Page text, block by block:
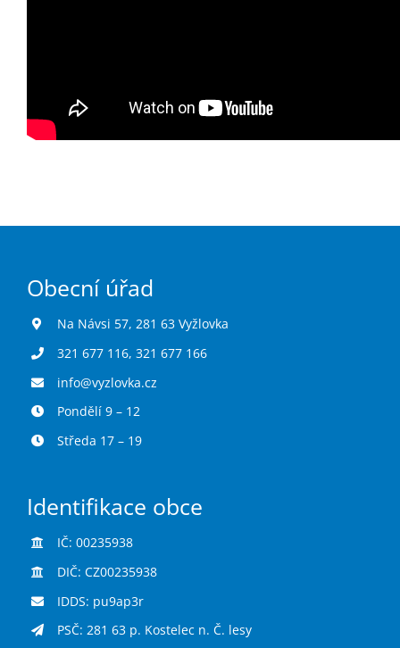
Obecní úřad
Na Návsi 57, 281 63 Vyžlovka
321 677 116, 321 677 166
info@vyzlovka.cz
Pondělí 9 – 12
Středa 17 – 19
Identifikace obce
IČ: 00235938
DIČ: CZ00235938
IDDS: pu9ap3r
PSČ: 281 63 p. Kostelec n. Č. lesy